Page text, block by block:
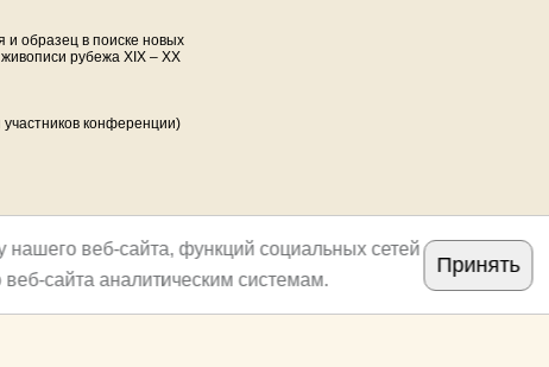
и образец в поиске новых
рубежа XIX – XX
участников конференции)
нашего веб-сайта, функций социальных сетей
сайта аналитическим системам.
Принять